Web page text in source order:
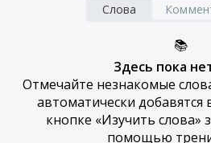
Слова
📚
Здесь пока
Отмечайте незнакомые
автоматически
кнопке «Изучить слова»
помощью